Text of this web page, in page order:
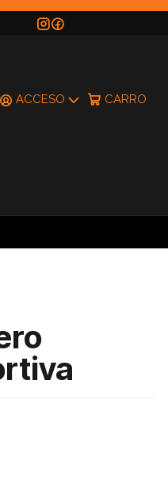
ACCESO CARRO